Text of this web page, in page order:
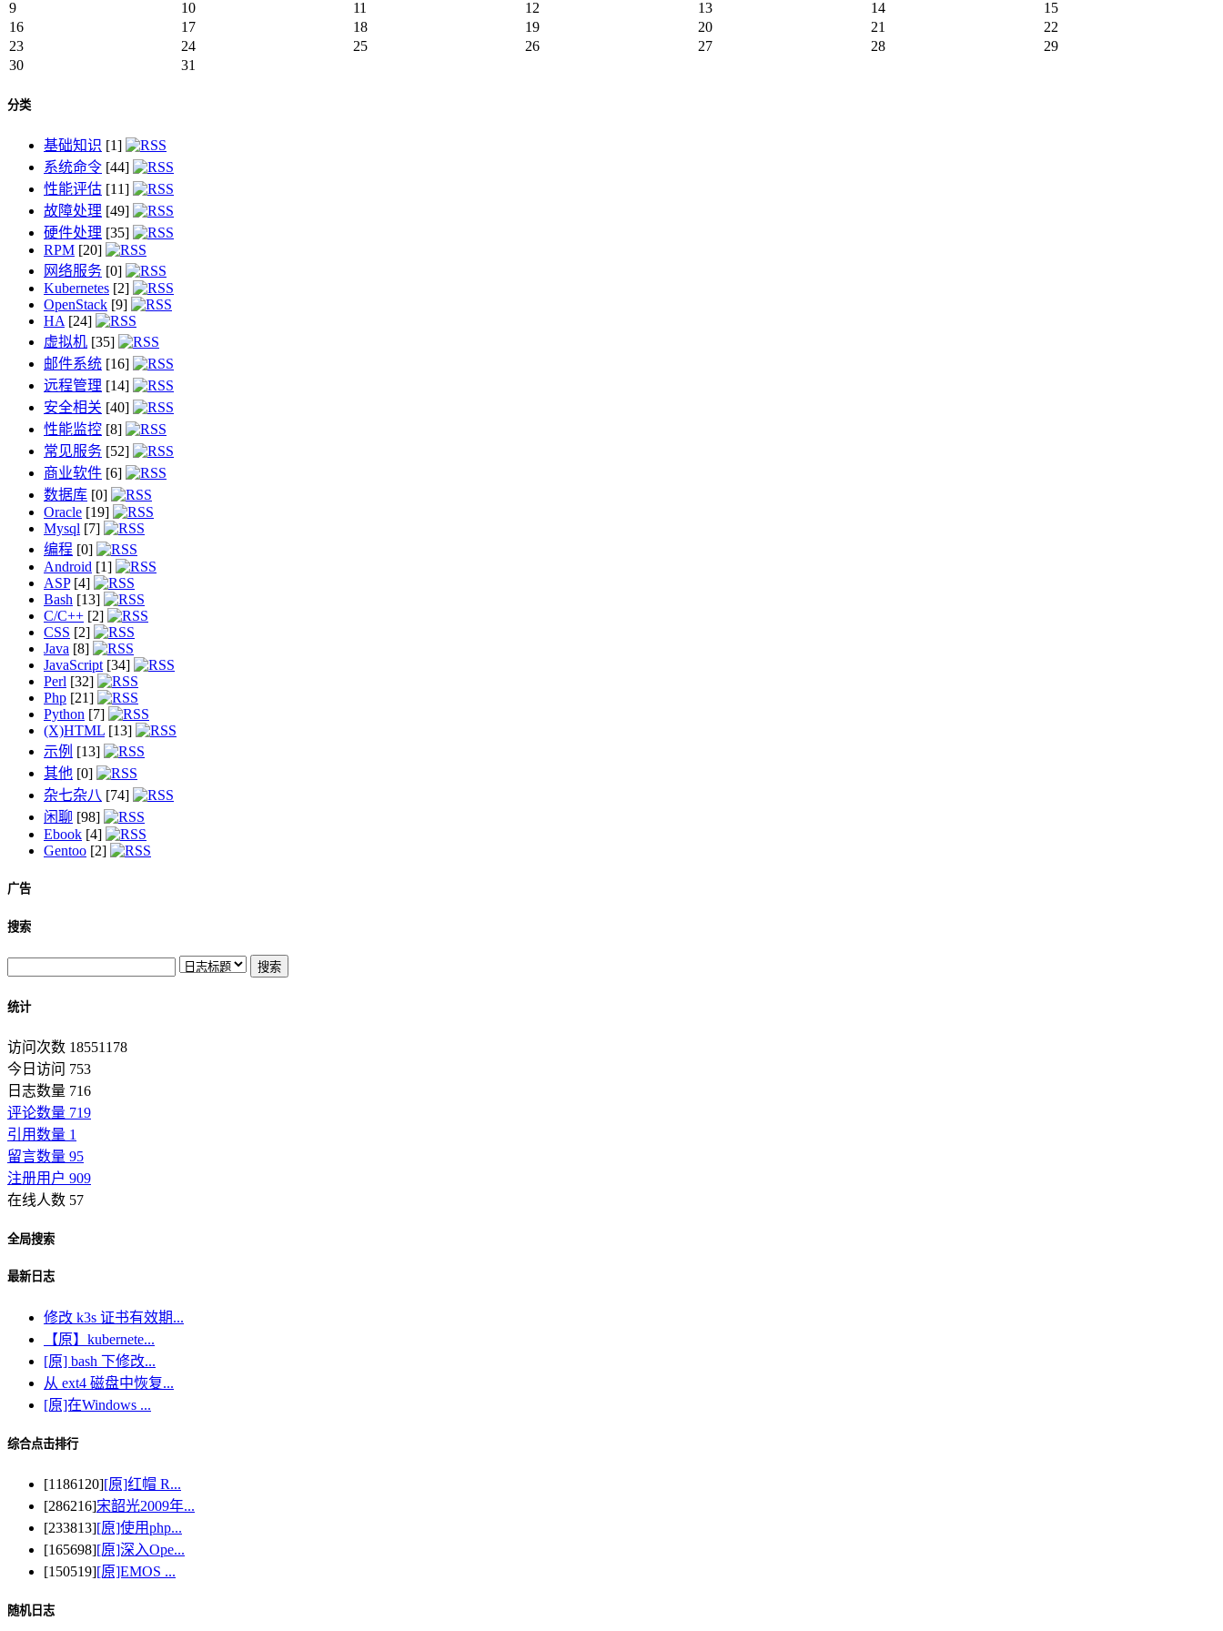
9
10 11 12 13 14
15
16
17 18 19 20 21
22
23
24 25 26 27 28
29
30
31
分类
基础知识 [1]
系统命令 [44]
性能评估 [11]
故障处理 [49]
硬件处理 [35]
RPM [20]
网络服务 [0]
Kubernetes [2]
OpenStack [9]
HA [24]
虚拟机 [35]
邮件系统 [16]
远程管理 [14]
安全相关 [40]
性能监控 [8]
常见服务 [52]
商业软件 [6]
数据库 [0]
Oracle [19]
Mysql [7]
编程 [0]
Android [1]
ASP[4]
Bash [13]
C/C++ [2]
CSS [2]
Java [8]
JavaScript [34]
Perl [32]
Php [21]
Python [7]
(X)HTML [13]
示例 [13]
其他 [0]
杂七杂八 [74]
闲聊 [98]
Ebook [4]
Gentoo [2]
广告
搜索
统计
访问次数 18551178
今日访问 753
日志数量 716
评论数量 719
引用数量 1
留言数量 95
注册用户 909
在线人数 57
全局搜索
最新日志
修改 k3s 证书有效期...
【原】kubernete...
[原] bash 下修改...
从 ext4 磁盘中恢复...
[原]在Windows ...
综合点击排行
[1186120][原]红帽 R...
[286216]宋韶光2009年...
[233813][原]使用php...
[165698][原]深入Ope...
[150519][原]EMOS ...
随机日志